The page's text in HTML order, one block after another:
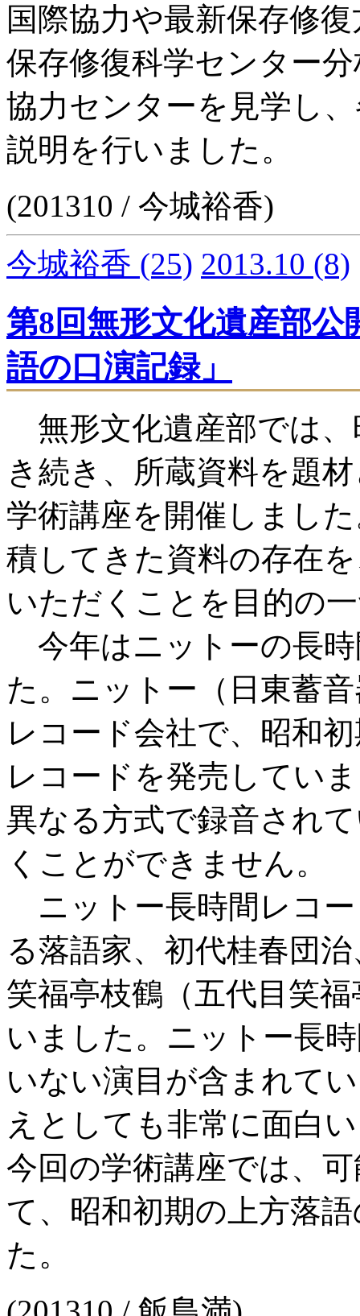
国際協力や最新保存修
保存修復科学センター
協力センターを見学し
説明を行いました。
(201310 / 今城裕香)
今城裕香 (25) 2013.10 (8)
第8回無形文化遺産部公
語の口演記録」
無形文化遺産部では、
き続き、所蔵資料を題
学術講座を開催しまし
積してきた資料の存在
いただくことを目的の
今年はニットーの長
た。ニットー（日東蓄
レコード会社で、昭和
レコードを発売してい
異なる方式で録音され
くことができません。
ニットー長時間レコ
る落語家、初代桂春団
笑福亭枝鶴（五代目笑
いました。ニットー長
いない演目が含まれて
えとしても非常に面白
今回の学術講座では、
て、昭和初期の上方落
た。